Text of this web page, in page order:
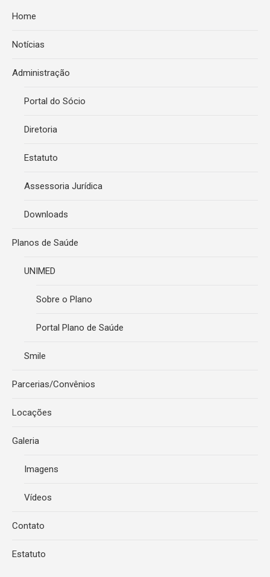
Home
Notícias
Administração
Portal do Sócio
Diretoria
Estatuto
Assessoria Jurídica
Downloads
Planos de Saúde
UNIMED
Sobre o Plano
Portal Plano de Saúde
Smile
Parcerias/Convênios
Locações
Galeria
Imagens
Vídeos
Contato
Estatuto